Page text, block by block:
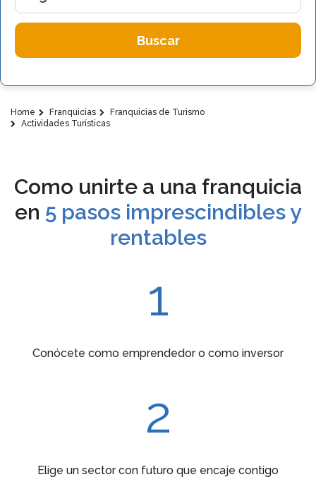
Buscar
Home Franquicias
Franquicias de Turismo
Actividades Turísticas
Como unirte a una franquicia
en 5 pasos imprescindibles y
rentables
1
Conócete como emprendedor o como inversor
2
Elige un sector con futuro que encaje contigo